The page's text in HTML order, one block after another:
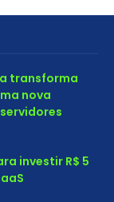
transforma
nova
investir R$ 5